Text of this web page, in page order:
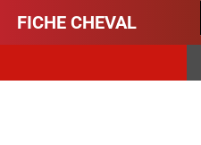
FICHE CHEVAL